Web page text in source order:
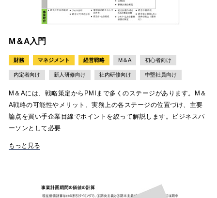
M＆A入門
財務 マネジメント 経営戦略 M＆A 初心者向け
内定者向け 新人研修向け 社内研修向け 中堅社員向け
M＆Aには、戦略策定からPMIまで多くのステージがあります。M＆
A戦略の可能性やメリット、実務上の各ステージの位置づけ、主要
論点を買い手企業目線でポイントを絞って解説します。ビジネスパ
ーソンとして必要…
もっと見る